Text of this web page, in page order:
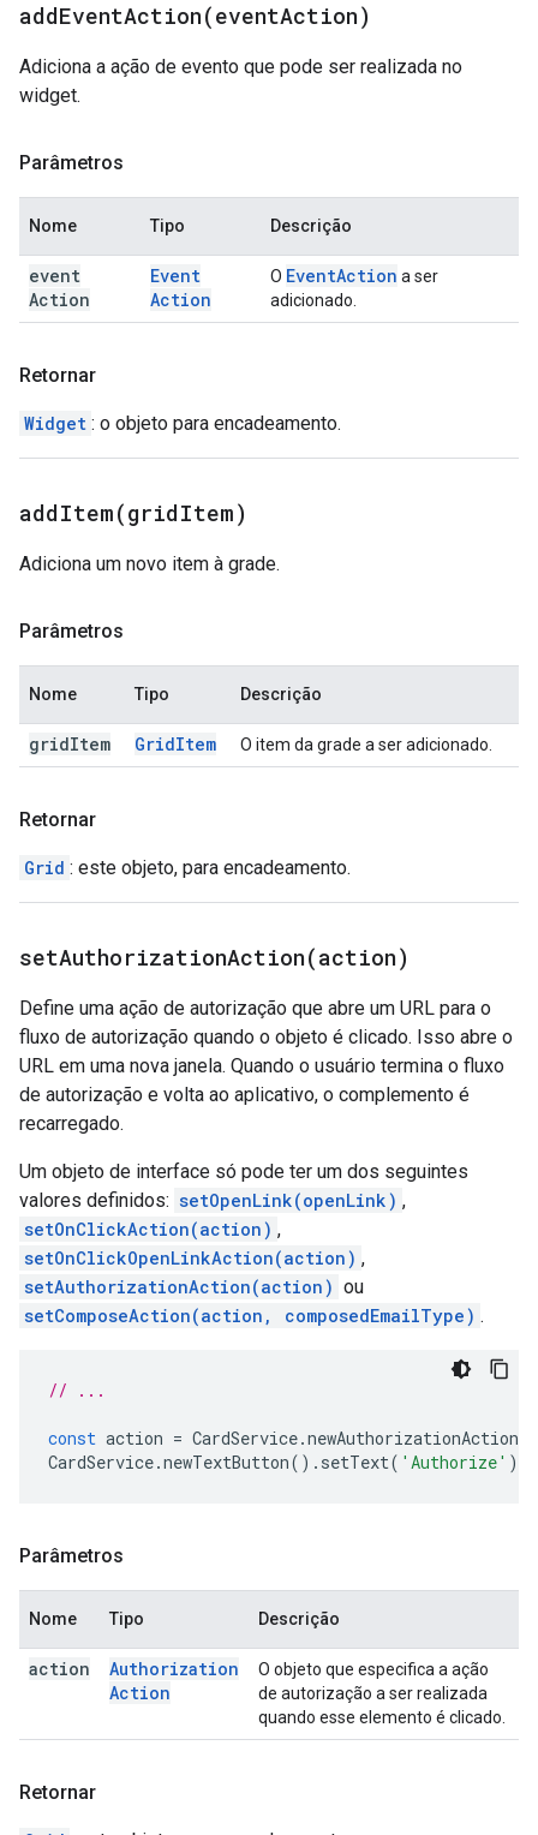
addEventAction(eventAction)
Adiciona a ação de evento que pode ser realizada no
widget.
Parâmetros
Nome Tipo Descrição
event
Action
Event
Action
O EventAction a ser
adicionado.
Retornar
Widget : o objeto para encadeamento.
addItem(gridItem)
Adiciona um novo item à grade.
Parâmetros
Nome Tipo Descrição
gridItem GridItem O item da grade a ser adicionado.
Retornar
Grid : este objeto, para encadeamento.
setAuthorizationAction(action)
Define uma ação de autorização que abre um URL para o
fluxo de autorização quando o objeto é clicado. Isso abre o
URL em uma nova janela. Quando o usuário termina o fluxo
de autorização e volta ao aplicativo, o complemento é
recarregado.
Um objeto de interface só pode ter um dos seguintes
valores definidos: setOpenLink(openLink) ,
setOnClickAction(action) ,
setOnClickOpenLinkAction(action) ,
setAuthorizationAction(action) ou
setComposeAction(action, composedEmailType) .
// ...
const action = CardService.newAuthorizationAction
CardService.newTextButton(). setText( 'Authorize' ).
Parâmetros
Nome Tipo Descrição
action
Authorization
Action
O objeto que especifica a ação
de autorização a ser realizada
quando esse elemento é clicado.
Retornar